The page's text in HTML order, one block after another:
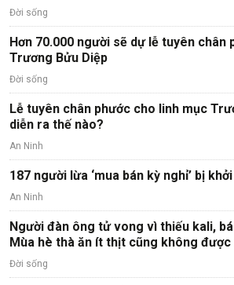
Đời sống
Hơn 70.000 người sẽ dự lễ tuyên chân
Trương Bửu Diệp
Đời sống
Lễ tuyên chân phước cho linh mục
diễn ra thế nào?
An Ninh
187 người lừa ‘mua bán kỳ nghỉ’ bị
An Ninh
Người đàn ông tử vong vì thiếu kali,
Mùa hè thà ăn ít thịt cũng không được
Đời sống